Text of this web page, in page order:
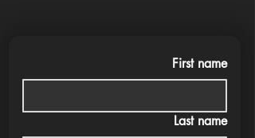
First name
Last name